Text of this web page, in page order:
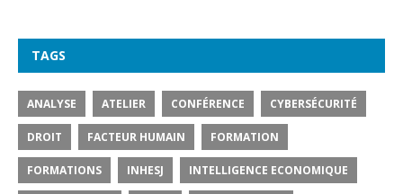
TAGS
ANALYSE ATELIER CONFÉRENCE CYBERSÉCURITÉ
DROIT FACTEUR HUMAIN FORMATION
FORMATIONS INHESJ INTELLIGENCE ECONOMIQUE